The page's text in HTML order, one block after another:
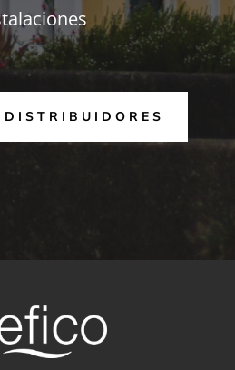
DISTRIBUIDORES